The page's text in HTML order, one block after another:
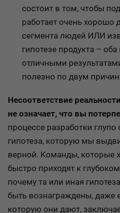
состоит в том, чтобы
работает очень хорошо
сегмента людей ИЛИ
гипотезе продукта –
отличными
полезно по двум
Несоответствие
не означает, что вы
процессе разработки
гипотеза, которую мы
верной. Команды, которые
быстро приходят к
почему та или иная
быть вознаграждены, даже
которую они дают,